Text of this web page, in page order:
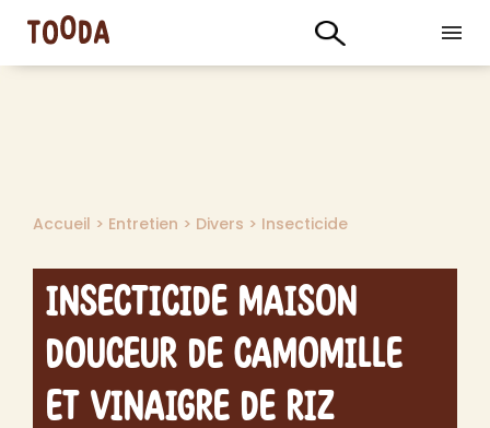
Accueil > Entretien > Divers > Insecticide
Insecticide Maison
Douceur de Camomille
et Vinaigre de Riz